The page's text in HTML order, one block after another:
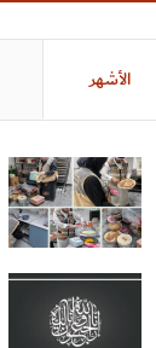
الأشهر